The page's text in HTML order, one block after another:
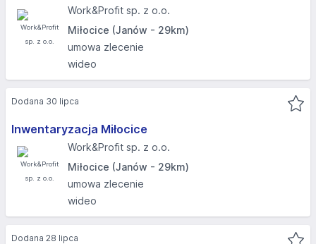
Work&Profit sp. z o.o.
Miłocice (Janów - 29km)
umowa zlecenie
wideo
Inwentaryzacja Miłocice
Work&Profit sp. z o.o.
Miłocice (Janów - 29km)
umowa zlecenie
wideo
Dodana 30 lipca
Dodana 28 lipca